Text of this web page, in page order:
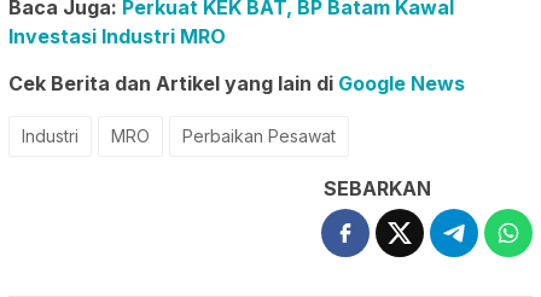
Baca Juga: Perkuat KEK BAT, BP Batam Kawal
Investasi Industri MRO
Cek Berita dan Artikel yang lain di Google News
Industri MRO Perbaikan Pesawat
SEBARKAN